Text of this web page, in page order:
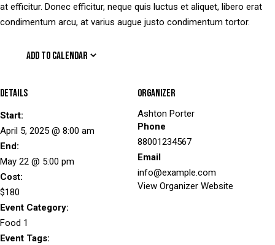
at efficitur. Donec efficitur, neque quis luctus et aliquet, libero erat
condimentum arcu, at varius augue justo condimentum tortor.
ADD TO CALENDAR
Details
Start:
April 5, 2025 @ 8:00 am
End:
May 22 @ 5:00 pm
Cost:
$180
Event Category:
Food 1
Event Tags:
Organizer
Ashton Porter
Phone
88001234567
Email
info@example.com
View Organizer Website